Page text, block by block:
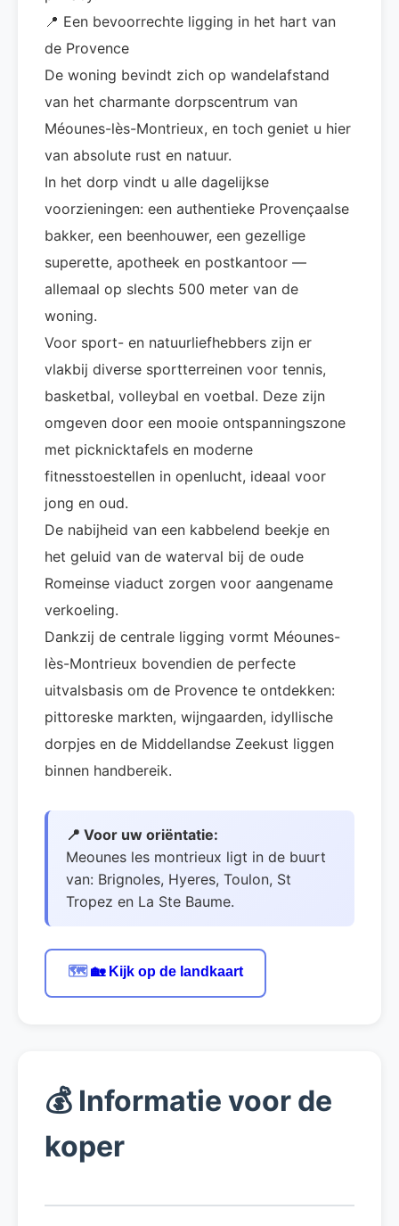
📍 Een bevoorrechte ligging in het hart van
de Provence
De woning bevindt zich op wandelafstand
van het charmante dorpscentrum van
Méounes-lès-Montrieux, en toch geniet u hier
van absolute rust en natuur.
In het dorp vindt u alle dagelijkse
voorzieningen: een authentieke Provençaalse
bakker, een beenhouwer, een gezellige
superette, apotheek en postkantoor —
allemaal op slechts 500 meter van de
woning.
Voor sport- en natuurliefhebbers zijn er
vlakbij diverse sportterreinen voor tennis,
basketbal, volleybal en voetbal. Deze zijn
omgeven door een mooie ontspanningszone
met picknicktafels en moderne
fitnesstoestellen in openlucht, ideaal voor
jong en oud.
De nabijheid van een kabbelend beekje en
het geluid van de waterval bij de oude
Romeinse viaduct zorgen voor aangename
verkoeling.
Dankzij de centrale ligging vormt Méounes-
lès-Montrieux bovendien de perfecte
uitvalsbasis om de Provence te ontdekken:
pittoreske markten, wijngaarden, idyllische
dorpjes en de Middellandse Zeekust liggen
binnen handbereik.
📍 Voor uw oriëntatie:
Meounes les montrieux ligt in de buurt
van: Brignoles, Hyeres, Toulon, St
Tropez en La Ste Baume.
🗺️🏡 Kijk op de landkaart
💰 Informatie voor de
koper